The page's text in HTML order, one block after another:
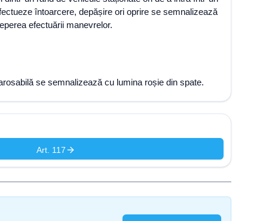
întoarcere, depășire ori oprire se semnalizează
efectuării manevrelor.
se semnalizează cu lumina roșie din spate.
Art. 117